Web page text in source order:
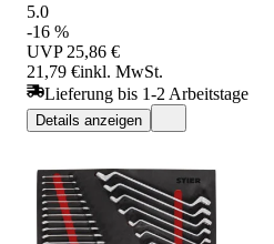
5.0
-16 %
UVP 25,86 €
21,79 €inkl. MwSt.
Lieferung bis 1-2 Arbeitstage
Details anzeigen